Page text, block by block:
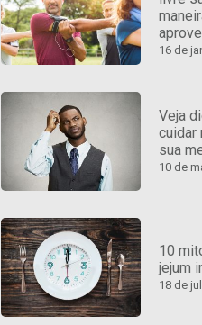
16 de
Veja
cuidar
sua
10 de
10
jejum
18 de